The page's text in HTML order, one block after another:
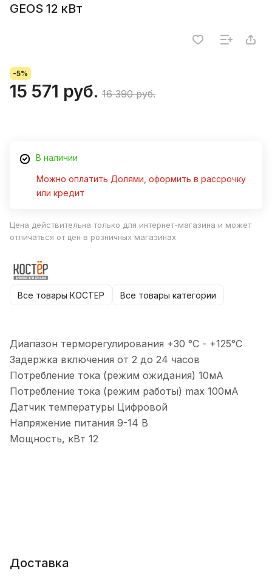
GEOS 12 кВт
-5%
15 571 руб. 16 390 руб.
В наличии
Можно оплатить Долями, оформить в рассрочку
или кредит
Цена действительна только для интернет-магазина и может
отличаться от цен в розничных магазинах
Все товары КОСТЕР Все товары категории
Диапазон терморегулирования +30 °С - +125°С
Задержка включения от 2 до 24 часов
Потребление тока (режим ожидания) 10мА
Потребление тока (режим работы) max 100мА
Датчик температуры Цифровой
Напряжение питания 9-14 В
Мощность, кВт 12
Доставка